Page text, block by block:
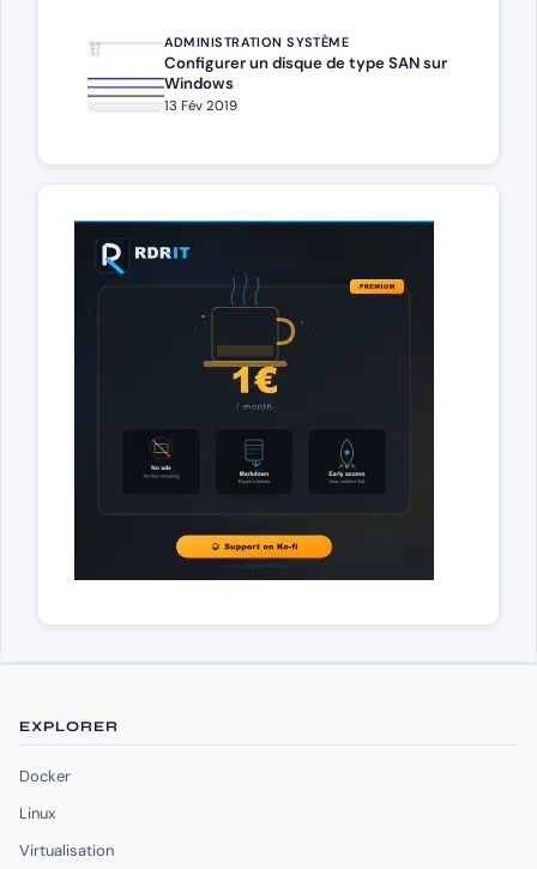
ADMINISTRATION SYSTÈME
Configurer un disque de type SAN sur
Windows
13 Fév 2019
EXPLORER
Docker
Linux
Virtualisation